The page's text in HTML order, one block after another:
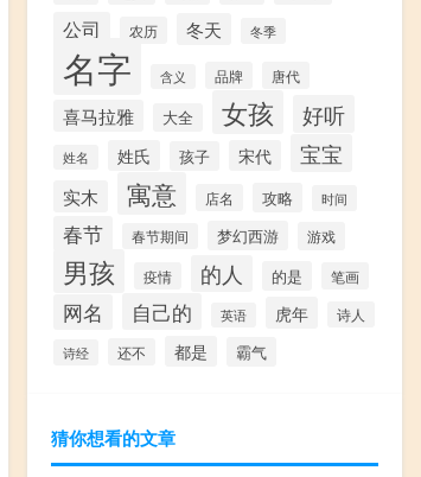
公司 农历 冬天 冬季
名字 含义 品牌 唐代
喜马拉雅 大全 女孩 好听
姓名 姓氏 孩子 宋代 宝宝
实木 寓意 店名 攻略 时间
春节 春节期间 梦幻西游 游戏
男孩 疫情 的人 的是 笔画
网名 自己的 英语 虎年
诗人
诗经
还不 都是 霸气
猜你想看的文章